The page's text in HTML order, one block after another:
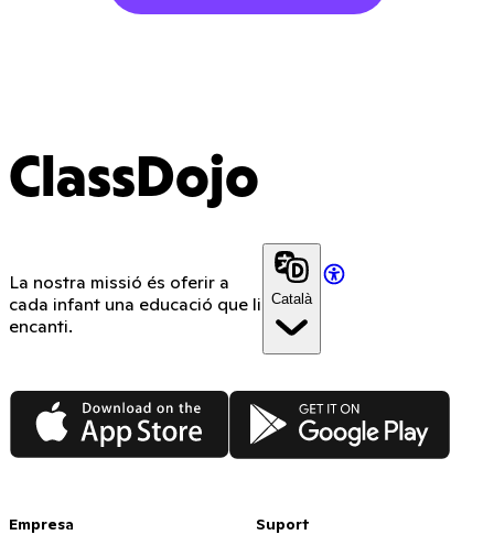
ClassDojo
La nostra missió és oferir a
cada infant una educació que li
encanti.
Català
App Store Google Play
Empresa Suport